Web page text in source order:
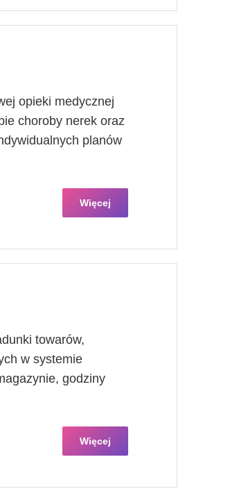
opieki medycznej
choroby nerek oraz
planów
Więcej
towarów,
w systemie
godziny
Więcej